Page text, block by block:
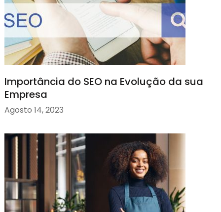
Importância do SEO na Evolução da sua
Empresa
Agosto 14, 2023